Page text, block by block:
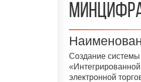
Создание
электронной